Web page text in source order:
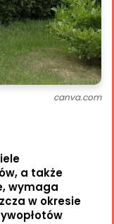
canva.com
a także
wymaga
w okresie